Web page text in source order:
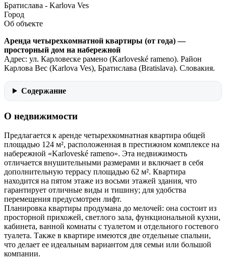
Братислава - Karlova Ves
Город
Об объекте
Аренда четырехкомнатной квартиры (от года) —
просторный дом на набережной
Aдрес: ул. Карловеске рамено (Karloveské rameno). Район
Карлова Вес (Karlova Ves), Братислава (Bratislava). Словакия.
Содержание
О недвижимости
Предлагается к аренде четырехкомнатная квартира общей
площадью 124 м², расположенная в престижном комплексе на
набережной «Karloveské rameno». Эта недвижимость
отличается внушительными размерами и включает в себя
дополнительную террасу площадью 62 м². Квартира
находится на пятом этаже из восьми этажей здания, что
гарантирует отличные виды и тишину; для удобства
перемещения предусмотрен лифт.
Планировка квартиры продумана до мелочей: она состоит из
просторной прихожей, светлого зала, функциональной кухни,
кабинета, ванной комнаты с туалетом и отдельного гостевого
туалета. Также в квартире имеются две отдельные спальни,
что делает ее идеальным вариантом для семьи или большой
компании.